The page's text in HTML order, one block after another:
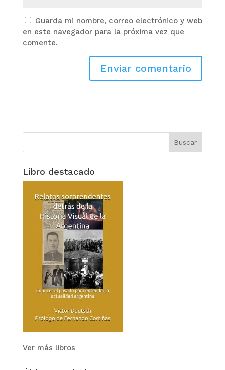
Guarda mi nombre, correo electrónico y web
en este navegador para la próxima vez que
comente.
Libro destacado
Ver más libros